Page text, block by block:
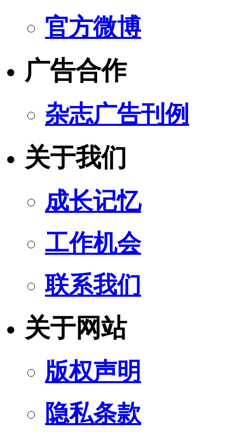
官方微博
广告合作
杂志广告刊例
关于我们
成长记忆
工作机会
联系我们
关于网站
版权声明
隐私条款